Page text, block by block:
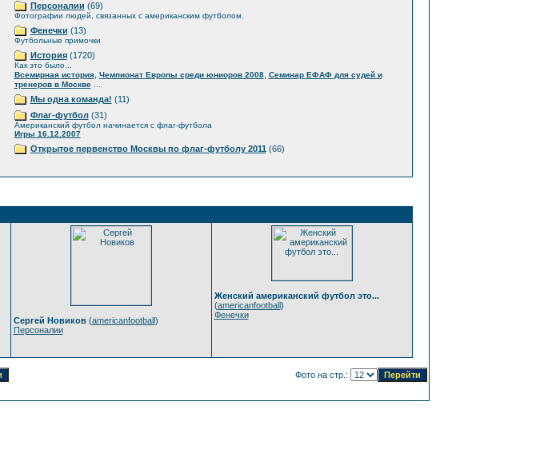
Персоналии (69)
Фотографии людей, связанных с американским футболом.
Фенечки (13)
Футбольные примочки
История(1720)
Как это было...
Всемирная история, Чемпионат Европы среди юниоров 2008, Семинар ЕФАФ для судей и
тренеров в Москве...
Мы одна команда! (11)
Флаг-футбол(31)
Американский футбол начинается с флаг-футбола
Игры 16.12.2007
Открытое первенство Москвы по флаг-футболу 2011(66)
Сергей Новиков(americanfootball)
Персоналии
Женский американский футбол это...
(americanfootball)
Фенечки
Фото на стр.: